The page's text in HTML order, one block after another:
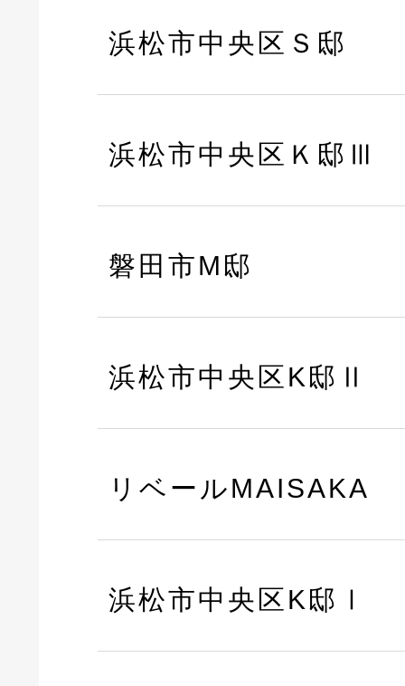
浜松市中央区Ｓ邸
浜松市中央区Ｋ邸Ⅲ
磐田市M邸
浜松市中央区K邸Ⅱ
リベールMAISAKA
浜松市中央区K邸Ⅰ